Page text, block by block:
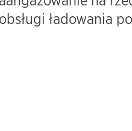
ładowania